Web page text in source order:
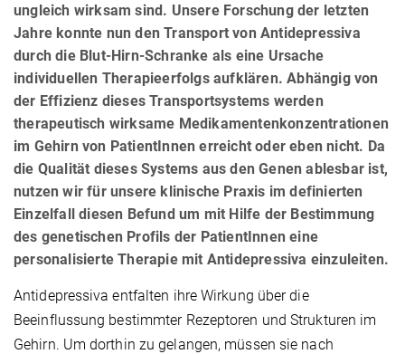
ungleich wirksam sind. Unsere Forschung der letzten
Jahre konnte nun den Transport von Antidepressiva
durch die Blut-Hirn-Schranke als eine Ursache
individuellen Therapieerfolgs aufklären. Abhängig von
der Effizienz dieses Transportsystems werden
therapeutisch wirksame Medikamentenkonzentrationen
im Gehirn von PatientInnen erreicht oder eben nicht. Da
die Qualität dieses Systems aus den Genen ablesbar ist,
nutzen wir für unsere klinische Praxis im definierten
Einzelfall diesen Befund um mit Hilfe der Bestimmung
des genetischen Profils der PatientInnen eine
personalisierte Therapie mit Antidepressiva einzuleiten.
Antidepressiva entfalten ihre Wirkung über die
Beeinflussung bestimmter Rezeptoren und Strukturen im
Gehirn. Um dorthin zu gelangen, müssen sie nach